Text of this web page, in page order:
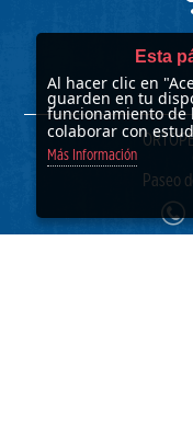
Paseo
Esta
Al hacer clic en
guarden en tu
funcionamiento de
colaborar con
Más Información